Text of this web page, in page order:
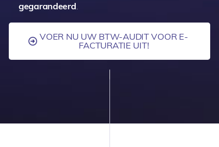
gegarandeerd.
VOER NU UW BTW-AUDIT VOOR E-
FACTURATIE UIT!